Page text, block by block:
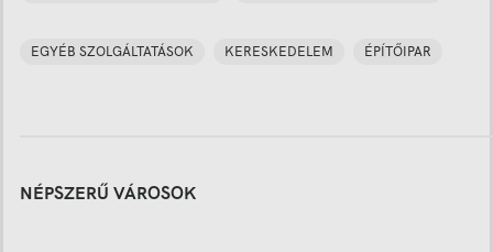
EGYÉB SZOLGÁLTATÁSOK KERESKEDELEM ÉPÍTŐIPAR
NÉPSZERŰ VÁROSOK